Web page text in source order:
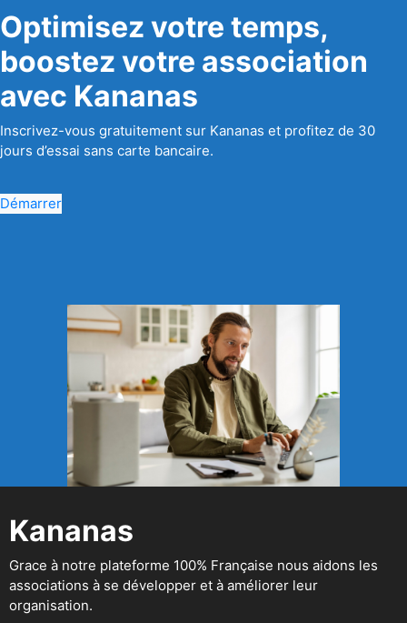
Optimisez votre temps,
boostez votre association
avec Kananas
Inscrivez-vous gratuitement sur Kananas et profitez de 30
jours d’essai sans carte bancaire.
Démarrer
Kananas
Grace à notre plateforme 100% Française nous aidons les
associations à se développer et à améliorer leur
organisation.